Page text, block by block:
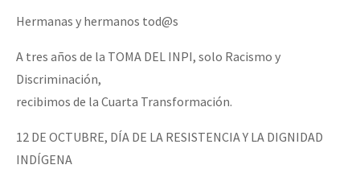
Eventos
Contacto
Hermanas y hermanos tod@s
A tres años de la TOMA DEL INPI, solo Racismo y
Discriminación,
recibimos de la Cuarta Transformación.
12 DE OCTUBRE, DÍA DE LA RESISTENCIA Y LA DIGNIDAD
INDÍGENA